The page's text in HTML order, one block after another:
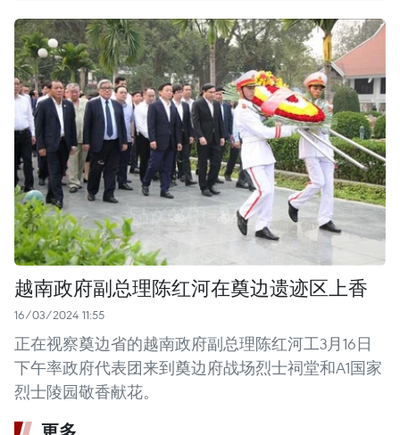
越南政府副总理陈红河在奠边遗迹区上香
16/03/2024 11:55
正在视察奠边省的越南政府副总理陈红河工3月16日
下午率政府代表团来到奠边府战场烈士祠堂和A1国家
烈士陵园敬香献花。